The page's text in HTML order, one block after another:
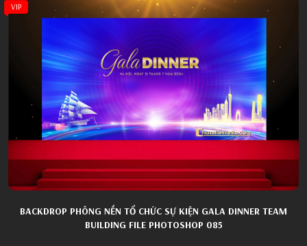
VIP
BACKDROP PHÔNG NỀN TỔ CHỨC SỰ KIỆN GALA DINNER TEAM
BUILDING FILE PHOTOSHOP 085